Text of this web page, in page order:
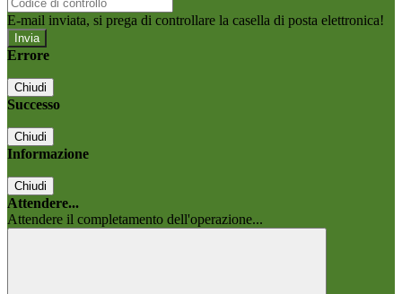
E-mail inviata, si prega di controllare la casella di posta elettronica!
Errore
Chiudi
Successo
Chiudi
Informazione
Chiudi
Attendere...
Attendere il completamento dell'operazione...